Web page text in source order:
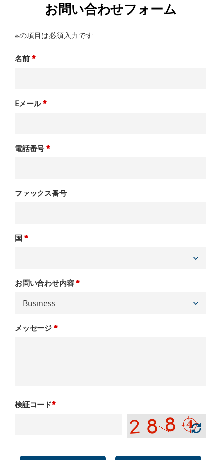
お問い合わせフォーム
※の項目は必須入力です
名前 *
Eメール*
電話番号 *
ファックス番号
国 *
お問い合わせ内容 *
メッセージ *
検証コード*